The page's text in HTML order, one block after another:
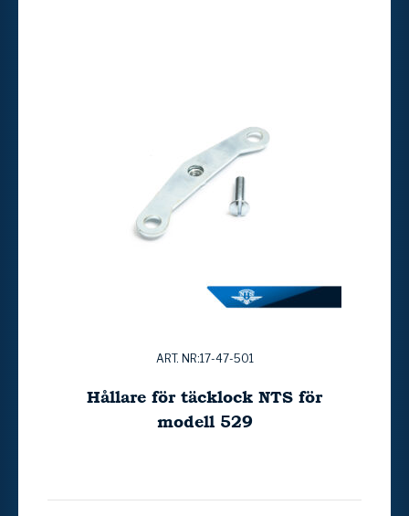
ART. NR:17-47-501
Hållare för täcklock NTS för
modell 529